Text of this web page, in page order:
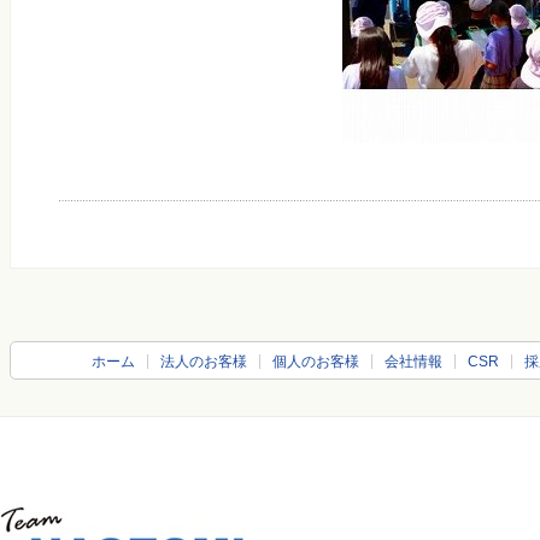
ホーム 法人のお客様 個人のお客様 会社情報 CSR